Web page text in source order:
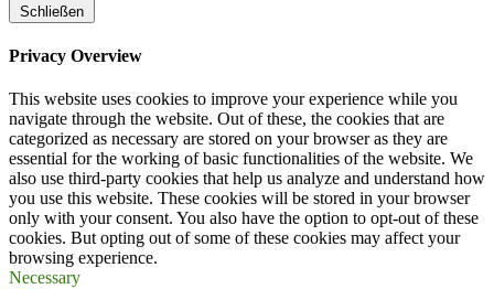
Schließen
Privacy Overview
This website uses cookies to improve your experience while you
navigate through the website. Out of these, the cookies that are
categorized as necessary are stored on your browser as they are
essential for the working of basic functionalities of the website. We
also use third-party cookies that help us analyze and understand how
you use this website. These cookies will be stored in your browser
only with your consent. You also have the option to opt-out of these
cookies. But opting out of some of these cookies may affect your
browsing experience.
Necessary